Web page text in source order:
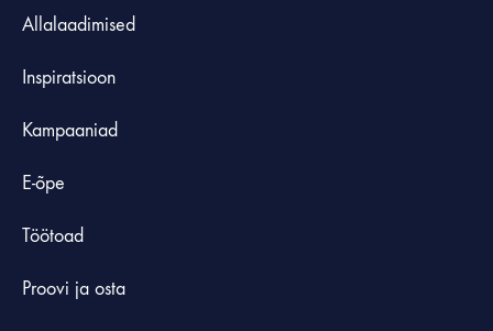
Allalaadimised
Inspiratsioon
Kampaaniad
E-õpe
Töötoad
Proovi ja osta